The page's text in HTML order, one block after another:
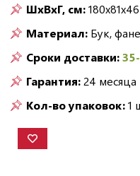
ШxВxГ, см:180x81x46
Материал: Бук,
Сроки доставки:
Гарантия:24 месяца
Кол-во упаковок:1